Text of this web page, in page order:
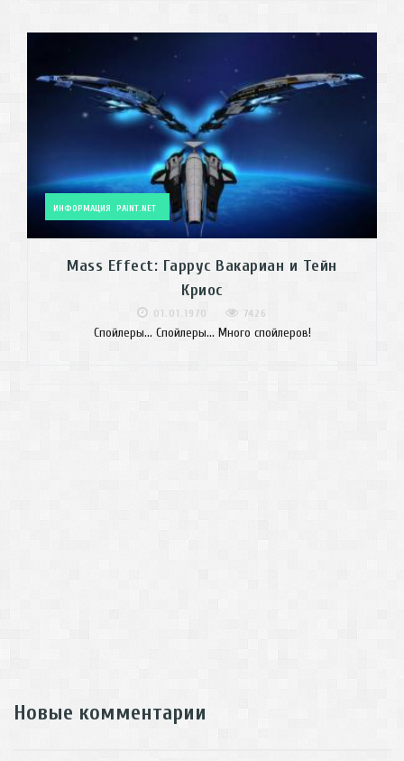
ИНФОРМАЦИЯ PAINT.NET
Mass Effect: Гаррус Вакариан и Тейн
Криос
01.01.1970 7426
Спойлеры... Спойлеры... Много спойлеров!
Новые комментарии